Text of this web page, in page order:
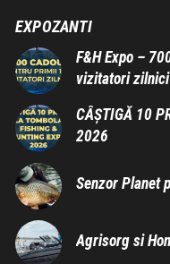
EXPOZANTI
F&H Expo –
vizitatori zilnici
CÂȘTIGĂ 10
2026
Senzor Planet
Agrisorg si